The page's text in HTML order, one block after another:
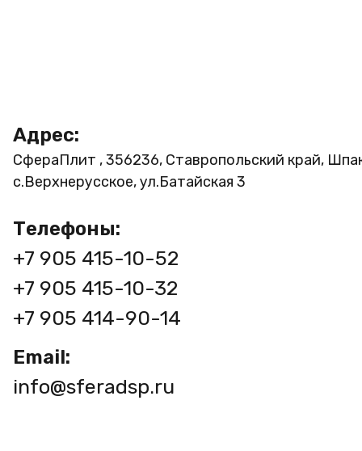
Адрес:
СфераПлит , 356236, Ставропольский край,
с.Верхнерусское, ул.Батайская 3
Телефоны:
+7 905 415-10-52
+7 905 415-10-32
+7 905 414-90-14
Email:
info@sferadsp.ru